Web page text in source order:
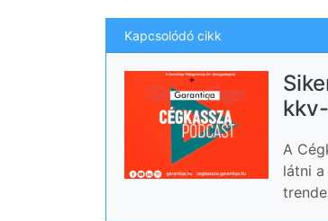
Kapcsolódó cikk
A
látni